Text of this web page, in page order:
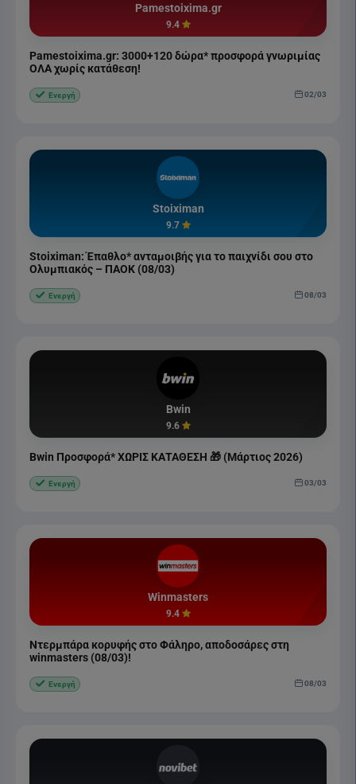
Pamestoixima.gr
9.4
Pamestoixima.gr: 3000+120 δώρα* προσφορά γνωριμίας
ΟΛΑ χωρίς κατάθεση!
Ενεργή 02/03
Stoiximan
9.7
Stoiximan: Έπαθλο* ανταμοιβής για το παιχνίδι σου στο
Ολυμπιακός – ΠΑΟΚ (08/03)
Ενεργή 08/03
Bwin
9.6
Bwin Προσφορά* ΧΩΡΙΣ ΚΑΤΑΘΕΣΗ 🎁 (Μάρτιος 2026)
Ενεργή 03/03
Winmasters
9.4
Ντερμπάρα κορυφής στο Φάληρο, αποδοσάρες στη
winmasters (08/03)!
Ενεργή 08/03